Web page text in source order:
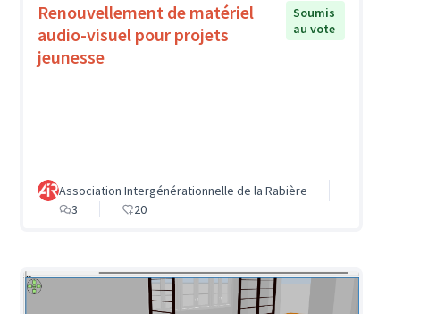
Renouvellement de matériel
audio-visuel pour projets
jeunesse
Soumis
au vote
Association Intergénérationnelle de la Rabière
3
20